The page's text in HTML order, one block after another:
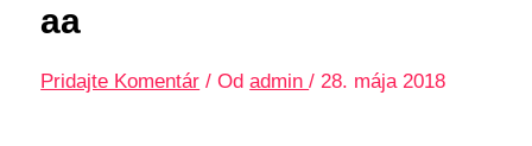
aa
Pridajte Komentár / Od admin/28. mája 2018